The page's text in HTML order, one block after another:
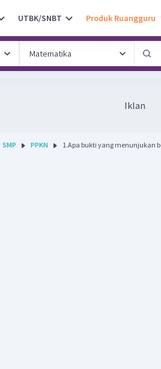
UTBK/SNBT Produk Ruangguru
Iklan
SMP PPKN 1.Apa bukti yang menunjukan